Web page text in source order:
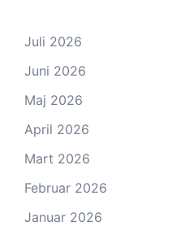
Juli 2026
Juni 2026
Maj 2026
April 2026
Mart 2026
Februar 2026
Januar 2026